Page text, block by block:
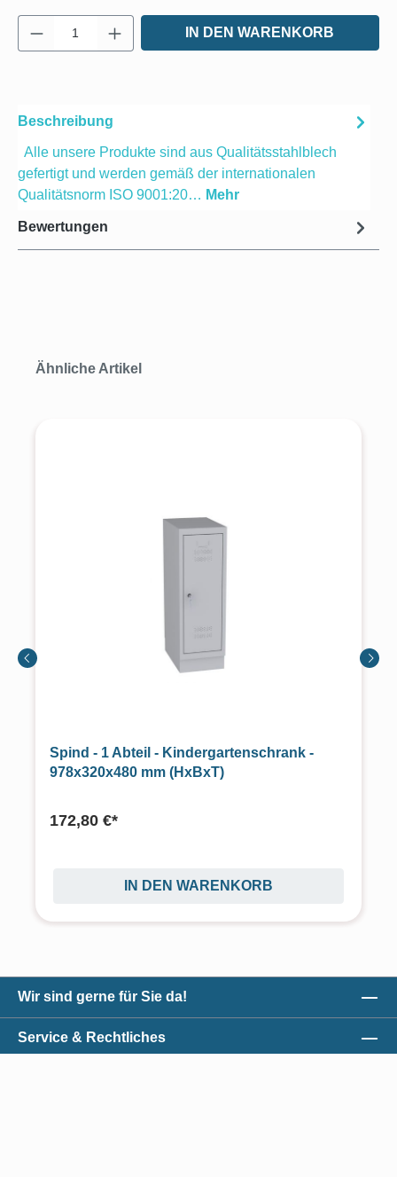
Produkt Anzahl: Gib den gewünschten
IN DEN WARENKORB
Beschreibung
Alle unsere Produkte sind aus Qualitätsstahlblech
gefertigt und werden gemäß der internationalen
Qualitätsnorm ISO 9001:20… Mehr
Bewertungen
Produktgalerie überspringen
Ähnliche Artikel
Spind - 1 Abteil - Kindergartenschrank -
978x320x480 mm (HxBxT)
172,80 €*
IN DEN WARENKORB
Wir sind gerne für Sie da!
Service & Rechtliches